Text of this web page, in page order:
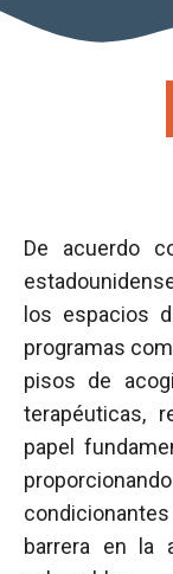
De acuerdo
los espacios
programas
pisos de
terapéuticas,
papel
barrera en la